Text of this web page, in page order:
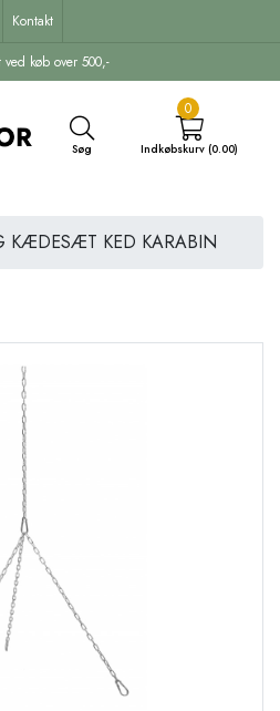
køb over 500,-
Kontakt
Søg
0
Indkøbskurv (0.00)
KÆDESÆT KED KARABIN